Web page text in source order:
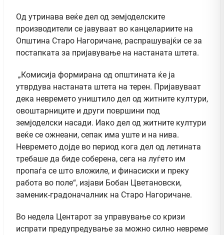
Од утринава веќе дел од земјоделските
производители се јавуваат во канцелариите на
Општина Старо Нагоричане, распрашувајќи се за
постапката за пријавување на настаната штета.
„Комисија формирана од општината ќе ја
утврдува настаната штета на терен. Пријавуваат
дека невремето уништило дел од житните култури,
овоштарниците и други површини под
земјоделски насади. Иако дел од житните култури
веќе се ожнеани, сепак има уште и на нива.
Невремето дојде во период кога дел од летината
требаше да биде соберена, сега на луѓето им
пропаѓа се што вложиле, и финасиски и преку
работа во поле“, изјави Бобан Цветановски,
заменик-градоначалник на Старо Нагоричане.
Во недела Центарот за управување со кризи
испрати предупредување за можно силно невреме